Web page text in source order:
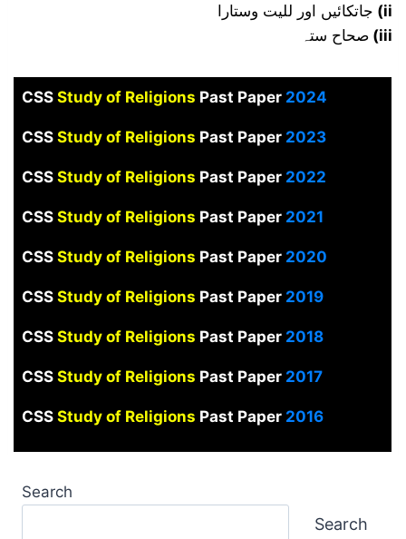
جاتکائیں اور للیت وستارا (ii
صحاح ستہ(iii
CSS Study of Religions Past Paper2024
CSSStudy of Religions Past Paper2023
CSSStudy of Religions Past Paper2022
CSS Study of Religions Past Paper2021
CSSStudy of Religions Past Paper2020
CSS Study of Religions Past Paper2019
CSS Study of Religions Past Paper2018
CSS Study of Religions Past Paper 2017
CSS Study of Religions Past Paper2016
Search
Search